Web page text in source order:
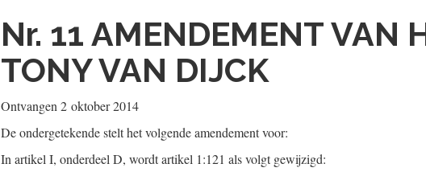
Nr. 11 AMENDEMENT VAN
TONY VAN DIJCK
Ontvangen 2 oktober 2014
De ondergetekende stelt het volgende amendement voor:
In artikel I, onderdeel D, wordt artikel 1:121 als volgt gewijzigd: